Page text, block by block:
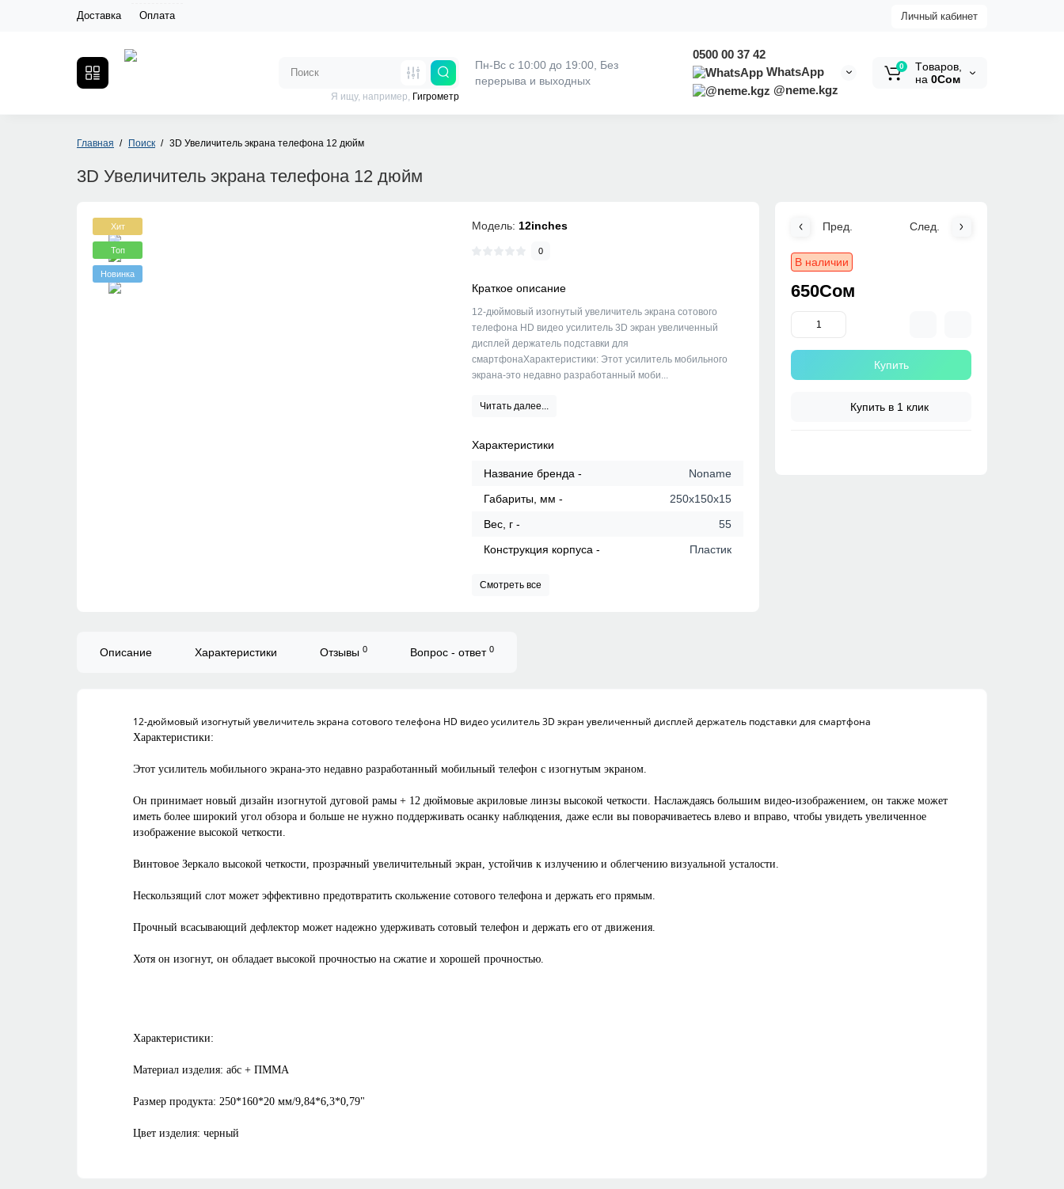
Доставка Оплата Личный кабинет
Пн-Вс с 10:00 до 19:00, Без
перерыва и выходных
0500 00 37 42
WhatsApp
@neme.kgz
Я ищу, например, Гигрометр
0
Tоваров,
на 0Сом
Главная Поиск 3D Увеличитель экрана телефона 12 дюйм
3D Увеличитель экрана телефона 12 дюйм
Хит
Топ
Новинка
Модель: 12inches
0
Краткое описание
12-дюймовый изогнутый увеличитель экрана сотового
телефона HD видео усилитель 3D экран увеличенный
дисплей держатель подставки для
смартфонаХарактеристики: Этот усилитель мобильного
экрана-это недавно разработанный моби...
Читать далее...
Характеристики
Название бренда -
Noname
Габариты, мм -
250x150x15
Вес, г -
55
Конструкция корпуса -
Пластик
Смотреть все
Пред. След.
В наличии
650Сом
Купить
Купить в 1 клик
Описание Характеристики Отзывы 0 Вопрос - ответ 0
12-дюймовый изогнутый увеличитель экрана сотового телефона HD видео усилитель 3D экран увеличенный дисплей держатель подставки для смартфона
Характеристики:
Этот усилитель мобильного экрана-это недавно разработанный мобильный телефон с изогнутым экраном.
Он принимает новый дизайн изогнутой дуговой рамы + 12 дюймовые акриловые линзы высокой четкости. Наслаждаясь большим видео-изображением, он также может
иметь более широкий угол обзора и больше не нужно поддерживать осанку наблюдения, даже если вы поворачиваетесь влево и вправо, чтобы увидеть увеличенное
изображение высокой четкости.
Винтовое Зеркало высокой четкости, прозрачный увеличительный экран, устойчив к излучению и облегчению визуальной усталости.
Нескользящий слот может эффективно предотвратить скольжение сотового телефона и держать его прямым.
Прочный всасывающий дефлектор может надежно удерживать сотовый телефон и держать его от движения.
Хотя он изогнут, он обладает высокой прочностью на сжатие и хорошей прочностью.
Характеристики:
Материал изделия: абс + ПММА
Размер продукта: 250*160*20 мм/9,84*6,3*0,79"
Цвет изделия: черный